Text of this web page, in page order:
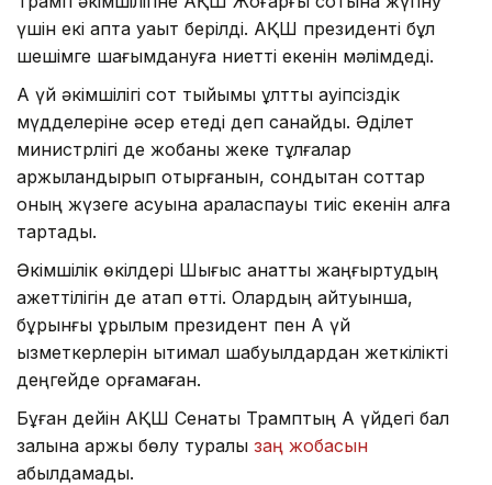
үшін екі апта уақыт берілді. АҚШ президенті бұл
шешімге шағымдануға ниетті екенін мәлімдеді.
Ақ үй әкімшілігі сот тыйымы ұлттық қауіпсіздік
мүдделеріне әсер етеді деп санайды. Әділет
министрлігі де жобаны жеке тұлғалар
қаржыландырып отырғанын, сондықтан соттар
оның жүзеге асуына араласпауы тиіс екенін алға
тартады.
Әкімшілік өкілдері Шығыс қанатты жаңғыртудың
қажеттілігін де атап өтті. Олардың айтуынша,
бұрынғы құрылым президент пен Ақ үй
қызметкерлерін ықтимал шабуылдардан жеткілікті
деңгейде қорғамаған.
Бұған дейін АҚШ Сенаты Трамптың Ақ үйдегі бал
залына қаржы бөлу туралы заң жобасын
қабылдамады.